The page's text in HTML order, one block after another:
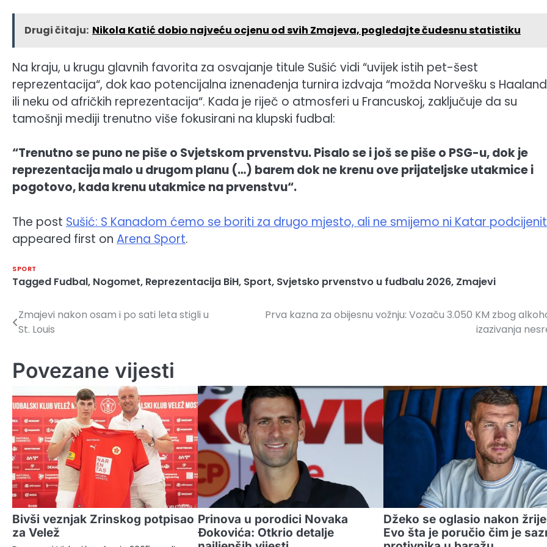
Drugi čitaju: Nikola Katić dobio najveću ocjenu od svih Zmajeva, pogledajte čudesnu statistiku
Na kraju, u krugu glavnih favorita za osvajanje titule Sušić vidi “uvijek istih pet-šest
reprezentacija“, dok kao potencijalna iznenađenja turnira izdvaja “možda Norvešku s
ili neku od afričkih reprezentacija“. Kada je riječ o atmosferi u Francuskoj, zaključuje da su
tamošnji mediji trenutno više fokusirani na klupski fudbal:
“Trenutno se puno ne piše o Svjetskom prvenstvu. Pisalo se i još se piše o PSG-u, dok je
reprezentacija malo u drugom planu (…) barem dok ne krenu ove prijateljske utakmice i
pogotovo, kada krenu utakmice na prvenstvu“.
The post Sušić: S Kanadom ćemo se boriti za drugo mjesto, ali ne smijemo ni Katar
appeared first on Arena Sport.
SPORT
Tagged Fudbal, Nogomet, Reprezentacija BiH, Sport, Svjetsko prvenstvo u fudbalu 2026, Zmajevi
Navigacija
Zmajevi nakon osam i po sati leta stigli u
St. Louis
Prva kazna za obijesnu vožnju: Vozaču 3.050 KM zbog
izazivanja
Povezane vijesti
Bivši veznjak Zrinskog potpisao
za Velež
Prinova u porodici Novaka
Đokovića: Otkrio detalje
Džeko se oglasio nakon
Evo šta je poručio čim je